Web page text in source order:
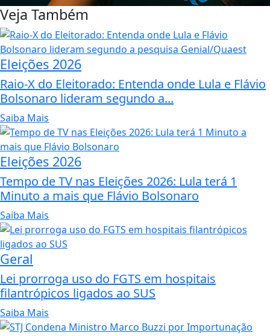
Veja Também
Eleições 2026
Raio-X do Eleitorado: Entenda onde Lula e Flávio
Bolsonaro lideram segundo a...
Saiba Mais
Eleições 2026
Tempo de TV nas Eleições 2026: Lula terá 1
Minuto a mais que Flávio Bolsonaro
Saiba Mais
Geral
Lei prorroga uso do FGTS em hospitais
filantrópicos ligados ao SUS
Saiba Mais